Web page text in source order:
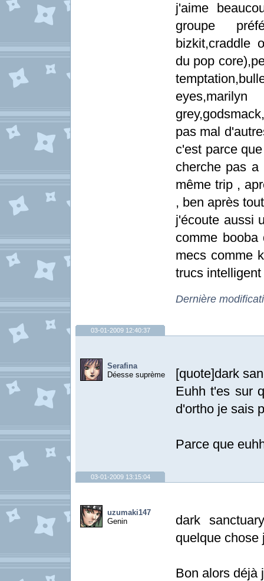
j'aime
groupe
bizkit,craddle
du pop
pas mal
c'est parce
cherche pas a
même trip ,
, ben après
j'écoute aussi
comme
mecs comme
trucs
Dernière
03-01-2009 12:40:37
Serafina
Déesse suprème
[quote]dark
Euhh t'es sur
d'ortho je sais
Parce que
03-01-2009 13:15:04
uzumaki147
Genin
dark
quelque chose
Bon alors déjà